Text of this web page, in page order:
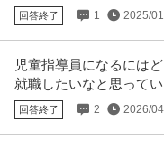
きたいと考えています。
回答終了 1 2025/
児童指導員になるには
就職したいなと思ってい
回答終了 2 2026/